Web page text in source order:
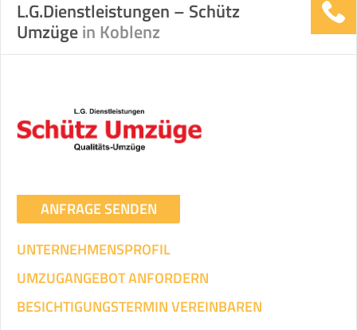
L.G.Dienstleistungen – Schütz
Umzügein Koblenz
ANFRAGE SENDEN
UNTERNEHMENSPROFIL
UMZUGANGEBOT ANFORDERN
BESICHTIGUNGSTERMIN VEREINBAREN